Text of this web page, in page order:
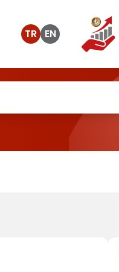
TR EN